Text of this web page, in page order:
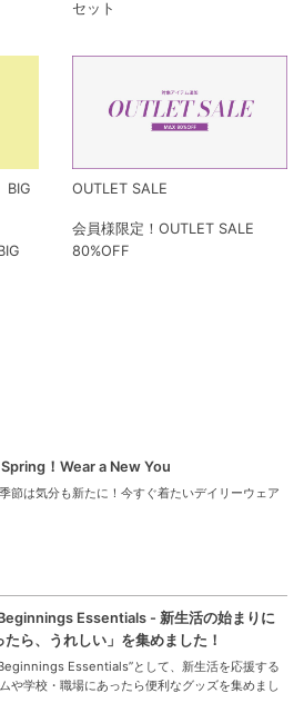
セット
BIG
OUTLET SALE
会員様限定！OUTLET SALE
80%OFF
！Wear a New You
節は気分も新たに！今すぐ着たいデイリーウェア
Essentials - 新生活の始まりに
たら、うれしい」を集めました！
Essentials”として、新生活を応援する
や学校・職場にあったら便利なグッズを集めまし